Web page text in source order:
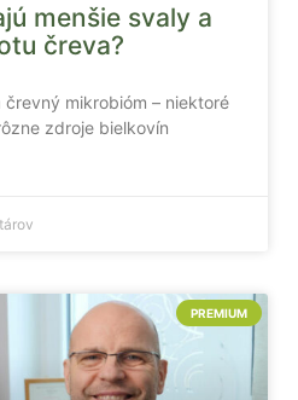
menšie svaly a
čreva?
mikrobióm – niektoré
zdroje bielkovín
PREMIUM
Používateľská
website to
perform as well
disappear from
the website.